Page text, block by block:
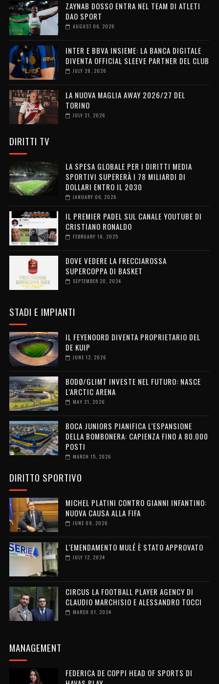
ZAYNAB DOSSO ENTRA NEL TEAM DI ATLETI
DAO SPORT
AUGUST 06, 2026
INTER E BBVA INSIEME: LA BANCA DIGITALE
DIVENTA OFFICIAL SLEEVE PARTNER DEL CLUB
JULY 28, 2026
LA NUOVA MAGLIA AWAY 2026/27 DEL
TORINO
JULY 21, 2026
DIRITTI TV
LA SPESA GLOBALE PER I DIRITTI MEDIA
SPORTIVI SUPERERÀ I 78 MILIARDI DI
DOLLARI ENTRO IL 2030
JANUARY 06, 2026
IL PREMIER PADEL SUL CANALE YOUTUBE DI
CRISTIANO RONALDO
FEBRUARY 18, 2025
DOVE VEDERE LA FRECCIAROSSA
SUPERCOPPA DI BASKET
SEPTEMBER 20, 2024
STADI E IMPIANTI
IL FEYENOORD DIVENTA PROPRIETARIO DEL
DE KUIP
JUNE 12, 2026
BODØ/GLIMT INVESTE NEL FUTURO: NASCE
L’ARCTIC ARENA
MAY 21, 2026
BOCA JUNIORS PIANIFICA L’ESPANSIONE
DELLA BOMBONERA: CAPIENZA FINO A 80.000
POSTI
MARCH 15, 2026
DIRITTO SPORTIVO
MICHEL PLATINI CONTRO GIANNI INFANTINO:
NUOVA CAUSA ALLA FIFA
JUNE 09, 2026
L'EMENDAMENTO MULÉ È STATO APPROVATO
JULY 12, 2024
CIRCUS LA FOOTBALL PLAYER AGENCY DI
CLAUDIO MARCHISIO E ALESSANDRO TOCCI
MARCH 01, 2024
MANAGEMENT
FEDERICA DE COPPI HEAD OF SPORTS DI